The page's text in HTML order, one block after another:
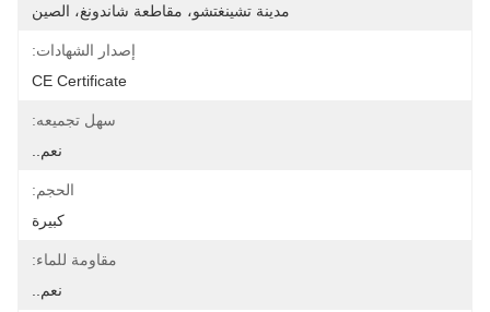
مدينة تشينغتشو، مقاطعة شاندونغ، الصين
إصدار الشهادات:
CE Certificate
سهل تجميعه:
نعم..
الحجم:
كبيرة
مقاومة للماء:
نعم..